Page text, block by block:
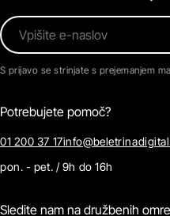
Vpišite e-naslov
S prijavo se strinjate s prejemanjem
Potrebujete pomoč?
01 200 37 17
pon. - pet. / 9h do 16h
Sledite nam na družbenih